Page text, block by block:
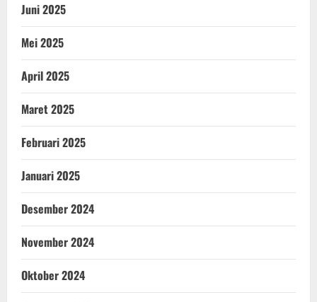
Juni 2025
Mei 2025
April 2025
Maret 2025
Februari 2025
Januari 2025
Desember 2024
November 2024
Oktober 2024